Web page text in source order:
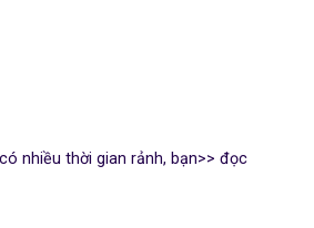
nhiều thời gian rảnh, bạn>> đọc